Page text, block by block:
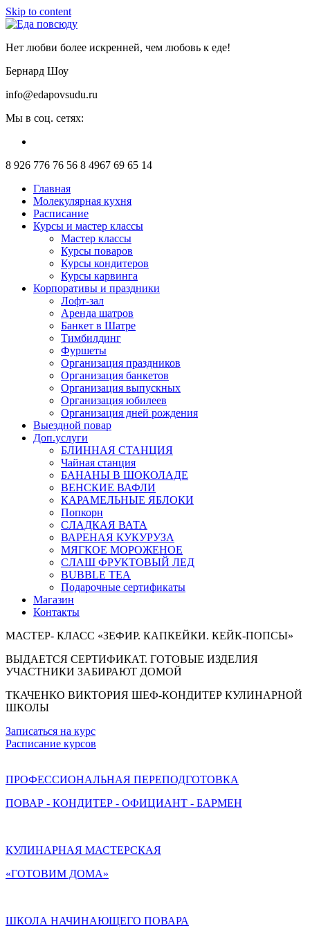
Skip to content
Нет любви более искренней, чем любовь к еде!
Бернард Шоу
info@edapovsudu.ru
Мы в соц. сетях:
8 926 776 76 56 8 4967 69 65 14
Главная
Молекулярная кухня
Расписание
Курсы и мастер классы
Мастер классы
Курсы поваров
Курсы кондитеров
Курсы карвинга
Корпоративы и праздники
Лофт-зал
Аренда шатров
Банкет в Шатре
Тимбилдинг
Фуршеты
Организация праздников
Организация банкетов
Организация выпускных
Организация юбилеев
Организация дней рождения
Выездной повар
Доп.услуги
БЛИННАЯ СТАНЦИЯ
Чайная станция
БАНАНЫ В ШОКОЛАДЕ
ВЕНСКИЕ ВАФЛИ
КАРАМЕЛЬНЫЕ ЯБЛОКИ
Попкорн
СЛАДКАЯ ВАТА
ВАРЕНАЯ КУКУРУЗА
МЯГКОЕ МОРОЖЕНОЕ
СЛАШ ФРУКТОВЫЙ ЛЕД
BUBBLE TEA
Подарочные сертификаты
Магазин
Контакты
МАСТЕР- КЛАСС «ЗЕФИР. КАПКЕЙКИ. КЕЙК-ПОПСЫ»
ВЫДАЕТСЯ СЕРТИФИКАТ. ГОТОВЫЕ ИЗДЕЛИЯ
УЧАСТНИКИ ЗАБИРАЮТ ДОМОЙ
ТКАЧЕНКО ВИКТОРИЯ ШЕФ-КОНДИТЕР КУЛИНАРНОЙ
ШКОЛЫ
Записаться на курс
Расписание курсов
ПРОФЕССИОНАЛЬНАЯ ПЕРЕПОДГОТОВКА
ПОВАР - КОНДИТЕР - ОФИЦИАНТ - БАРМЕН
КУЛИНАРНАЯ МАСТЕРСКАЯ
«ГОТОВИМ ДОМА»
ШКОЛА НАЧИНАЮЩЕГО ПОВАРА